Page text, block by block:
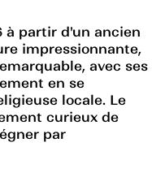
à partir d'un ancien
impressionnante,
avec ses
en se
locale. Le
curieux de
par